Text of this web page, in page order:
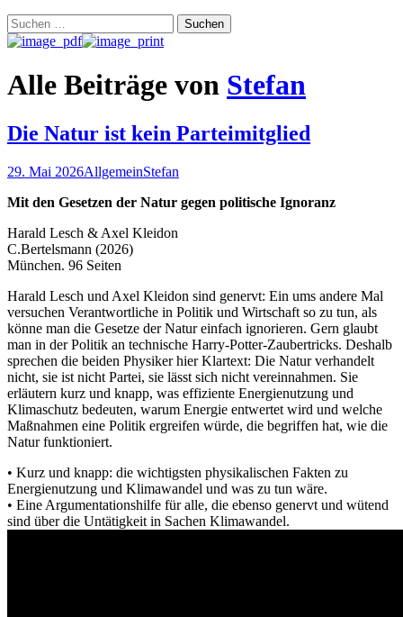
Suchen
nach:
Alle Beiträge von Stefan
Die Natur ist kein Parteimitglied
29. Mai 2026AllgemeinStefan
Mit den Gesetzen der Natur gegen politische Ignoranz
Harald Lesch & Axel Kleidon
C.Bertelsmann (2026)
München. 96 Seiten
Harald Lesch und Axel Kleidon sind genervt: Ein ums andere Mal
versuchen Verantwortliche in Politik und Wirtschaft so zu tun, als
könne man die Gesetze der Natur einfach ignorieren. Gern glaubt
man in der Politik an technische Harry-Potter-Zaubertricks. Deshalb
sprechen die beiden Physiker hier Klartext: Die Natur verhandelt
nicht, sie ist nicht Partei, sie lässt sich nicht vereinnahmen. Sie
erläutern kurz und knapp, was effiziente Energienutzung und
Klimaschutz bedeuten, warum Energie entwertet wird und welche
Maßnahmen eine Politik ergreifen würde, die begriffen hat, wie die
Natur funktioniert.
• Kurz und knapp: die wichtigsten physikalischen Fakten zu
Energienutzung und Klimawandel und was zu tun wäre.
• Eine Argumentationshilfe für alle, die ebenso genervt und wütend
sind über die Untätigkeit in Sachen Klimawandel.